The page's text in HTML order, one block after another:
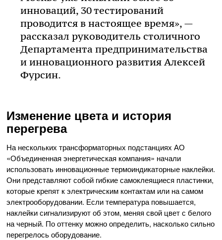
инноваций, 30 тестирований
проводится в настоящее время», —
рассказал руководитель столичного
Департамента предпринимательства
и инновационного развития Алексей
Фурсин.
Изменение цвета и история
перегрева
На нескольких трансформаторных подстанциях АО
«Объединенная энергетическая компания» начали
использовать инновационные термоиндикаторные наклейки.
Они представляют собой гибкие самоклеящиеся пластинки,
которые крепят к электрическим контактам или на самом
электрооборудовании. Если температура повышается,
наклейки сигнализируют об этом, меняя свой цвет с белого
на черный. По оттенку можно определить, насколько сильно
перегрелось оборудование.